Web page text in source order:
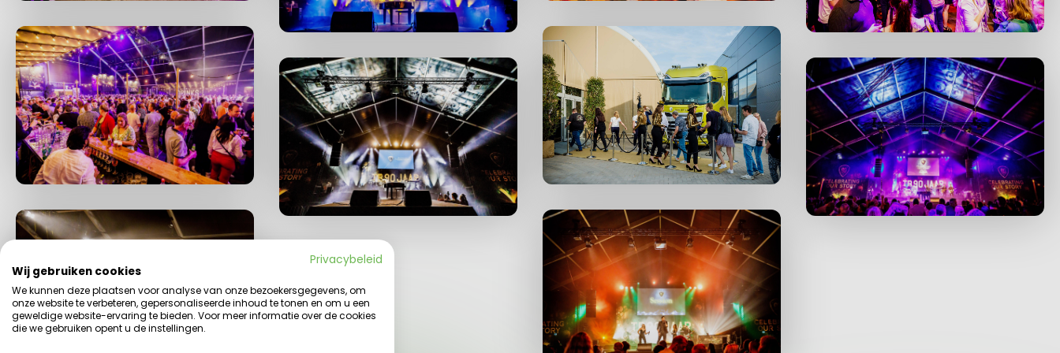
Privacybeleid
Wij gebruiken cookies
We kunnen deze plaatsen voor analyse van onze bezoekersgegevens, om
onze website te verbeteren, gepersonaliseerde inhoud te tonen en om u een
geweldige website-ervaring te bieden. Voor meer informatie over de cookies
die we gebruiken opent u de instellingen.